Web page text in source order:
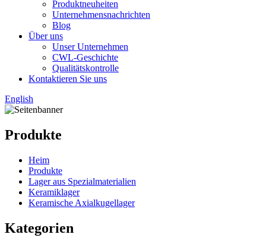
Produktneuheiten
Unternehmensnachrichten
Blog
Über uns
Unser Unternehmen
CWL-Geschichte
Qualitätskontrolle
Kontaktieren Sie uns
English
Produkte
Heim
Produkte
Lager aus Spezialmaterialien
Keramiklager
Keramische Axialkugellager
Kategorien